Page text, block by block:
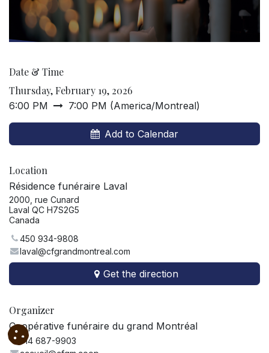
Date & Time
Thursday, February 19, 2026
6:00 PM 7:00 PM (America/Montreal)
Add to Calendar
Location
Résidence funéraire Laval
2000, rue Cunard
Laval QC H7S2G5
Canada
450 934-9808
laval@cfgrandmontreal.com
Get the direction
Organizer
Coopérative funéraire du grand Montréal
514 687-9903